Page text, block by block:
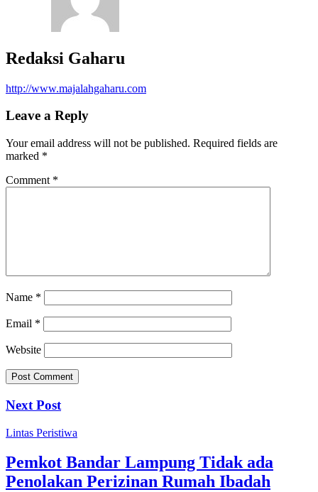
Redaksi Gaharu
http://www.majalahgaharu.com
Leave a Reply
Your email address will not be published. Required fields are
marked *
Comment *
Name *
Email *
Website
Next Post
Lintas Peristiwa
Pemkot Bandar Lampung Tidak ada
Penolakan Perizinan Rumah Ibadah